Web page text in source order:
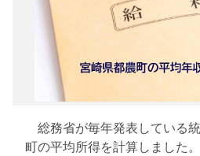
総務省が毎年発表している
町の平均所得を計算しました